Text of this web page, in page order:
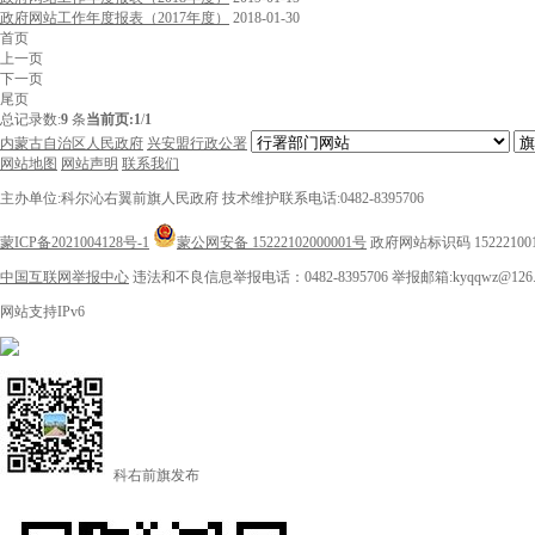
政府网站工作年度报表（2017年度）
2018-01-30
首页
上一页
下一页
尾页
总记录数:9 条当前页:1/1
内蒙古自治区人民政府 兴安盟行政公署
网站地图 网站声明 联系我们
主办单位:科尔沁右翼前旗人民政府 技术维护联系电话:0482-8395706
蒙ICP备2021004128号-1 蒙公网安备 15222102000001号 政府网站标识码
中国互联网举报中心 违法和不良信息举报电话：0482-8395706 举报邮箱
网站支持IPv6
科右前旗发布